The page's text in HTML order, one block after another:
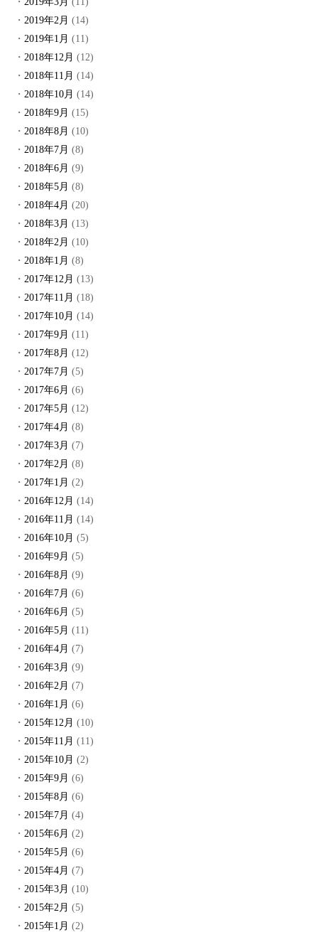
2019年2月 (14)
2019年1月 (11)
2018年12月 (12)
2018年11月 (14)
2018年10月 (14)
2018年9月 (15)
2018年8月 (10)
2018年7月 (8)
2018年6月 (9)
2018年5月 (8)
2018年4月 (20)
2018年3月 (13)
2018年2月 (10)
2018年1月 (8)
2017年12月 (13)
2017年11月 (18)
2017年10月 (14)
2017年9月 (11)
2017年8月 (12)
2017年7月 (5)
2017年6月 (6)
2017年5月 (12)
2017年4月 (8)
2017年3月 (7)
2017年2月 (8)
2017年1月 (2)
2016年12月 (14)
2016年11月 (14)
2016年10月 (5)
2016年9月 (5)
2016年8月 (9)
2016年7月 (6)
2016年6月 (5)
2016年5月 (11)
2016年4月 (7)
2016年3月 (9)
2016年2月 (7)
2016年1月 (6)
2015年12月 (10)
2015年11月 (11)
2015年10月 (2)
2015年9月 (6)
2015年8月 (6)
2015年7月 (4)
2015年6月 (2)
2015年5月 (6)
2015年4月 (7)
2015年3月 (10)
2015年2月 (5)
2015年1月 (2)